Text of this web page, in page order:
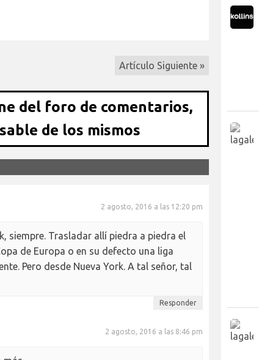
Artículo Siguiente »
del foro de comentarios,
de los mismos
2 agosto, 2016 a las 12:20 pm
siempre. Trasladar allí piedra a piedra el
de Europa o en su defecto una liga
Pero desde Nueva York. A tal señor, tal
Responder
2 agosto, 2016 a las 8:46 pm